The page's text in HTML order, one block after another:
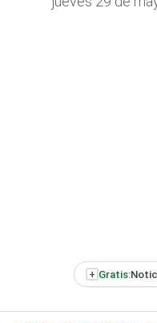
+ Gratis: